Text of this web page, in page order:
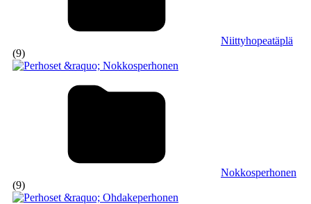
Niittyhopeatäplä
(9)
Nokkosperhonen
(9)